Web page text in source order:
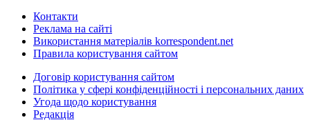
Контакти
Реклама на сайті
Використання матеріалів korrespondent.net
Правила користування сайтом
Договір користування сайтом
Політика у сфері конфіденційності і персональних даних
Угода щодо користування
Редакція